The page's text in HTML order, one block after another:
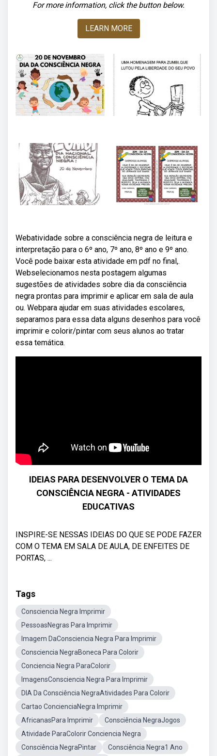
For more information, click the button below.
LEARN MORE
Webatividade sobre a consciência negra de leitura e
interpretação para o 6º ano, 7º ano, 8º ano e 9º ano.
Você pode baixar esta atividade em pdf no final,.
Webselecionamos nesta postagem algumas
sugestões de atividades sobre dia da consciência
negra prontas para imprimir e aplicar em sala de aula
ou. Webpara ajudar em suas atividades escolares,
separamos para essa data alguns desenhos para você
imprimir e colorir/pintar com seus alunos ao tratar
essa temática.
IDEIAS PARA DESENVOLVER O TEMA DA
CONSCIÊNCIA NEGRA - ATIVIDADES
EDUCATIVAS
INSPIRE-SE NESSAS IDEIAS DO QUE SE PODE FAZER
COM O TEMA EM SALA DE AULA, DE ENFEITES DE
PORTAS, ...
Tags
Consciencia Negra Imprimir
PessoasNegras Para Imprimir
Imagem DaConsciencia Negra Para Imprimir
Consciencia NegraBoneca Para Colorir
Conciencia Negra ParaColorir
ImagensConsciencia Negra Para Imprimir
DIA Da Consciência NegraAtividades Para Colorir
Cartao ConcienciaNegra Imprimir
AfricanasPara Imprimir
Consciência NegraJogos
Atividade ParaColorir Conciencia Negra
Consciência NegraPintar
Consciência Negra1 Ano